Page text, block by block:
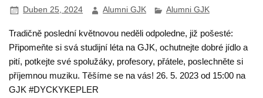
Duben 25, 2024 Alumni GJK Alumni GJK
Tradičně poslední květnovou neděli odpoledne, již pošesté:
Připomeňte si svá studijní léta na GJK, ochutnejte dobré jídlo a
pití, potkejte své spolužáky, profesory, přátele, poslechněte si
příjemnou muziku. Těšíme se na vás! 26. 5. 2023 od 15:00 na
GJK #DYCKYKEPLER